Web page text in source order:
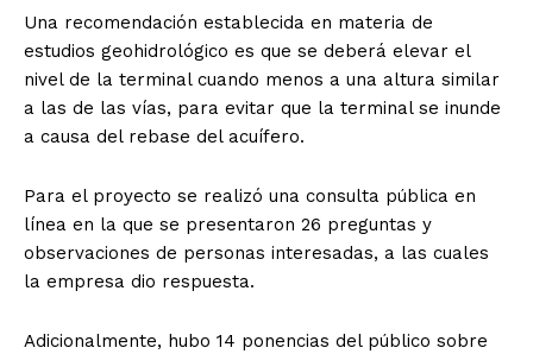
Una recomendación establecida en materia de
estudios geohidrológico es que se deberá elevar el
nivel de la terminal cuando menos a una altura similar
a las de las vías, para evitar que la terminal se inunde
a causa del rebase del acuífero.
Para el proyecto se realizó una consulta pública en
línea en la que se presentaron 26 preguntas y
observaciones de personas interesadas, a las cuales
la empresa dio respuesta.
Adicionalmente, hubo 14 ponencias del público sobre